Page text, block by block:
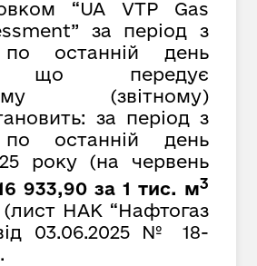
“UA VTP Gas
за період з
останній день
що передує
(звітному)
за період з
останній день
року (на червень
933,90 за 1 тис. м3
(лист НАК “Нафтогаз
03.06.2025 № 18-